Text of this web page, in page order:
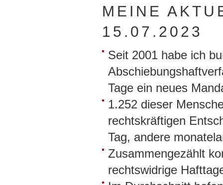
MEINE
15.07.2023
Seit 2001 habe ich
Tage ein neues
1.252 dieser
rechtskräftigen
Tag, andere
Zusammengezählt
rechtswidrige